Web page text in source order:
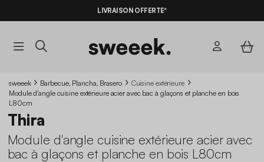
BONS PLANS* AVEC LECODE SUMMER10
LIVRAISON OFFERTE*
sweeek Barbecue, Plancha, Brasero
Cuisine extérieure
Module d'angle cuisine extérieure acier avec bac à glaçons et planche en bois
L80cm
Thira
Module d'angle cuisine extérieure acier avec
bac à glaçons et planche en bois L80cm